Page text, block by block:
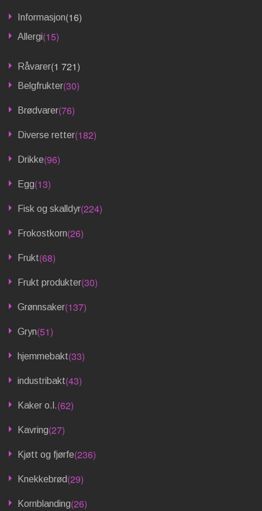
Informasjon(16)
Allergi(15)
Råvarer(1 721)
Belgfrukter(30)
Brødvarer(76)
Diverse retter(182)
Drikke(96)
Egg(13)
Fisk og skalldyr(224)
Frokostkorn(26)
Frukt(68)
Frukt produkter(30)
Grønnsaker(137)
Gryn(51)
hjemmebakt(33)
industribakt(43)
Kaker o.l.(62)
Kavring(27)
Kjøtt og fjørfe(236)
Knekkebrød(29)
Kornblanding(26)